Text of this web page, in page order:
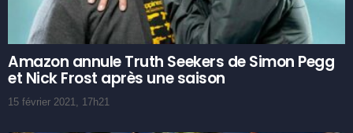
Amazon annule Truth Seekers de Simon Pegg
et Nick Frost après une saison
15 février 2021, 17h21